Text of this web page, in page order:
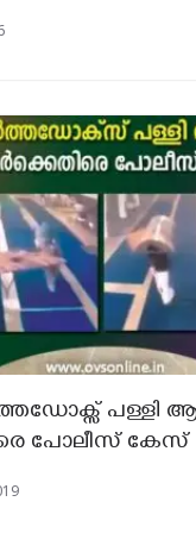
പള്ളി
പോലീസ് കേസ്